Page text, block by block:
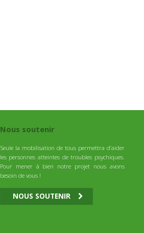
Nous soutenir
Seule la mobilisation de tous permettra d’aider
les personnes atteintes de troubles psychiques.
Pour mener à bien notre projet nous avons
besoin de vous !
NOUS SOUTENIR